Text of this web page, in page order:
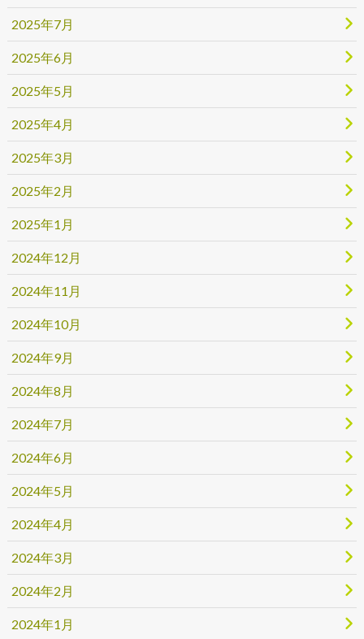
2025年7月
2025年6月
2025年5月
2025年4月
2025年3月
2025年2月
2025年1月
2024年12月
2024年11月
2024年10月
2024年9月
2024年8月
2024年7月
2024年6月
2024年5月
2024年4月
2024年3月
2024年2月
2024年1月